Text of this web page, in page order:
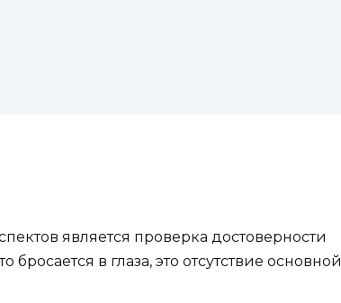
является проверка достоверности
в глаза, это отсутствие основной